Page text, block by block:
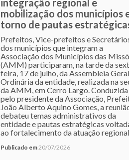
integração regional e
mobilização dos municípios
torno de pautas
Prefeitos, Vice-prefeitos e
dos municípios que integram a
Associação dos Municípios das
(AMM) participaram, na tarde da
feira, 17 de julho, da Assembleia Geral
Ordinária da entidade, realizada na
da AMM, em Cerro Largo. Conduzida
pelo presidente da Associação,
João Alberto Aquino Gomes, a
debateu temas administrativos da
entidade e pautas estratégicas
ao fortalecimento da atuação
Publicado em 20/07/2026